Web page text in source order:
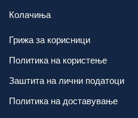
Колачиња
Грижа за корисници
Политика на користење
Заштита на лични податоци
Политика на доставување